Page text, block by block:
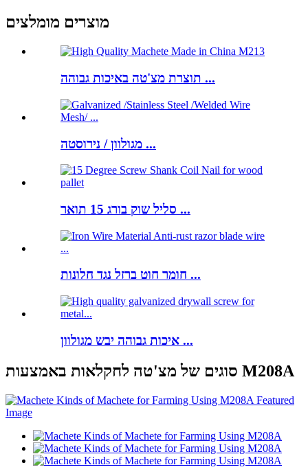
מוצרים מומלצים
תוצרת מצ'טה באיכות גבוהה ...
מגולוון / נירוסטה ...
סליל שוק בורג 15 תואר ...
חומר חוט ברזל נגד חלונות ...
איכות גבוהה יבש מגולוון ...
סוגים של מצ'טה לחקלאות באמצעות M208A